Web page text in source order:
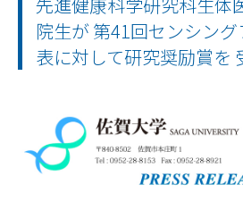
院生が 第41回センシン
表に対して研究奨励賞を